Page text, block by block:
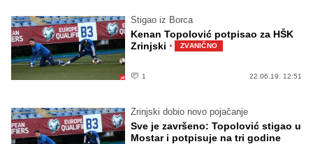
Stigao iz Borca
Kenan Topolović potpisao za HŠK
Zrinjski · ZVANIČNO
1 22.06.19. 12:51
Zrinjski dobio novo pojačanje
Sve je završeno: Topolović stigao u
Mostar i potpisuje na tri godine